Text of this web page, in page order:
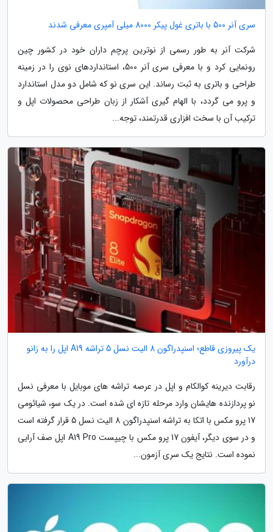
سری آنر 500 با باتری غول پیکر 8000 میلی آمپری معرفی شدند
شرکت آنر به طور رسمی از نوترین پرچم داران خود در کشور چین
رونمایی کرد و با معرفی سری آنر 500، استانداردهای نوی را در زمینه
طراحی و باتری به ثبت رساند. این سری نو که شامل دو مدل استاندارد
و پرو می گردد، با الهام گیری آشکار از زبان طراحی محصولات اپل و
ترکیب آن با سخت افزاری قدرتمند، توجه...
یک پیروزی قاطع؛ اسنپدراگون 8 الیت نسل 5 تراشه A19 اپل را به زانو
درآورد
رقابت دیرینه کوالکام و اپل در عرصه تراشه های موبایل با معرفی نسل
نو پردازنده هایشان وارد مرحله تازه ای شده است. در یک سو، شیائومی
17 پرو مکس با اتکا به تراشه اسنپدراگون 8 الیت نسل 5 قرار گرفته است
و در سوی دیگر، آیفون 17 پرو مکس با چیپست A19 Pro اپل صف آرایی
نموده است. نتایج یک سری آزمون...